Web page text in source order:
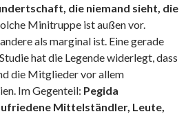
die niemand sieht, die
Minitruppe ist außen vor.
als marginal ist. Eine gerade
hat die Legende widerlegt, dass
die Mitglieder vor allem
Im Gegenteil: Pegida
Mittelständler, Leute,